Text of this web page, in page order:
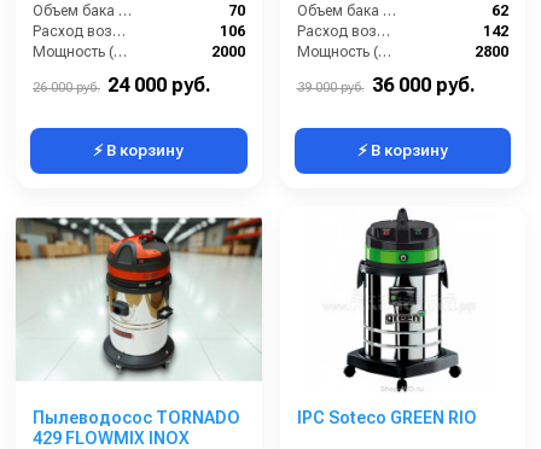
Объем бака (л):
70
Расход воздуха (л/сек):
106
Мощность (Вт):
2000
26 000 руб. 24 000 руб.
⚡ В корзину
Объем бака (л):
62
Расход воздуха (л/сек):
142
Мощность (Вт):
2800
39 000 руб. 36 000 руб.
⚡ В корзину
Пылеводосос TORNADO
429 FLOWMIX INOX
IPC Soteco GREEN RIO